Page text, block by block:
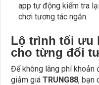
app tự động kiểm tra
chơi tương tác ngắn.
Lộ trình tối ưu
cho từng đối
Để không lãng phí khoản
giảm giáTRUNG88, bạn